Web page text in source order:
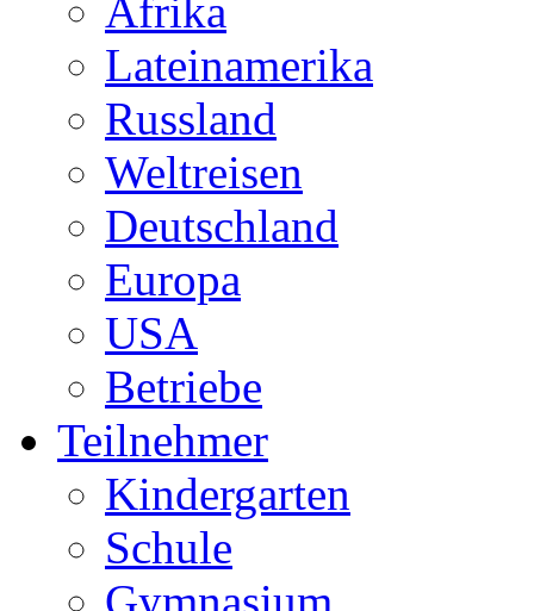
Afrika
Lateinamerika
Russland
Weltreisen
Deutschland
Europa
USA
Betriebe
Teilnehmer
Kindergarten
Schule